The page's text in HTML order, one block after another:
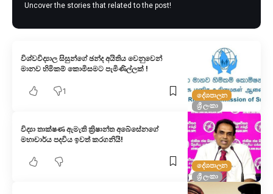
Uncover the stories that related to the post!
දේශපාලන
ශ්‍රී ලංකා
විශ්වවිද්‍යාල සිසුන්ගේ ඡන්ද අයිතිය වෙනුවෙන්
මානව හිමිකම් කොමිසමට පැමිණිල්ලක් !
1
දේශපාලන
ශ්‍රී ලංකා
විද්‍යා තාක්ෂණ ඇමැති ක්‍රිෂාන්ත අබේසේනගේ
මහාචාර්ය පදවිය ඉවත් කරගනියි!